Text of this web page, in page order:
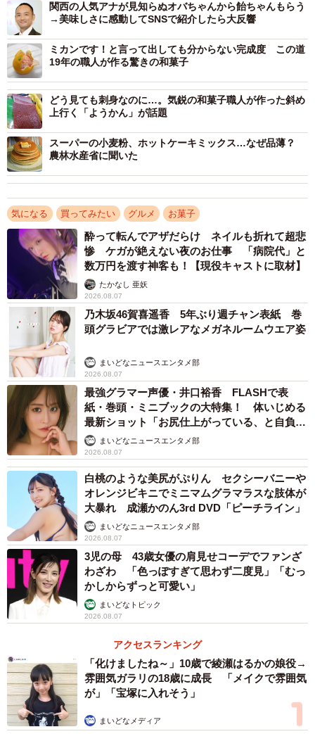
原料を加熱し混ぜ合わせ、機械でカットします。その後、
カットされた丸いわらび餅は大きな水槽へ次々にダイブ。
それを手作業で１パックずつ計量しきな粉、ピックスを添
付したら、包装、ラベルを貼り、最後に商品に異常がない
か金属探知機、目視で確認し、お客様の元へ心を込めて出
荷致しております」
―作る工程で水にさらすんですね。
「はい。ですから、ご購入後にお召し上がりになる際、水
で冷やすと表面がみずみずしく、口に入れた時にプルっと
口当たりがよくなります。作りたての状態に戻るようなイ
メージですね」
3/5
できたてのわらび餅が水の中を流れていく様子＝明日香食品公式フェイ
スブックより
―水にさらす場合のポイントはありますか？
「ザルなどで軽く水洗いし、水気をよくきることです。夏
場は水道水もぬるくなっていますので、氷水で冷やすとよ
り弾力が増して美味しく召し上がれます」
関西の人気アナが見知らぬオバちゃんから飴ちゃんもらう
→美味しさに感動してSNSで紹介したら大反響
ミカンです！と言って出しても分からない完成度 この道
19年の職人が作る驚きの和菓子
どう見ても刺身なのに…。気鋭の和菓子職人が作った斜め
上行く「ようかん」が話題
スーパーの小麦粉、ホットケーキミックス…なぜ品薄？
農林水産省に聞いた
気になる 買ってみたい グルメ お菓子
酔って転んでアザだらけ ネイルも折れて超悲
惨 ケガが絶えない夜のお仕事 「病院代」と
数万円を渡す神客も！【現役キャストに取材】
たかなし 亜妖
2026.08.07
乃木坂46賀喜遥香 5年ぶり週チャン表紙 巻
頭グラビアでは激レアなメガネルームウエア姿
まいどなニュースエンタメ部
2026.08.07
最強グラマー声優・井口裕香 FLASHで表
紙・巻頭・ミニブックの大特集！ 体いじめる
最新ショット「お尻仕上がっている、と自負し
ています」「いくつになっても理想の身体でい
たい」
まいどなニュースエンタメ部
2026.08.07
白桃のような美尻がぷりん セクシーバニーや
オレンジビキニでミニマムグラマラスな肢体が
大暴れ 成瀬かのん3rd DVD「ピーチライン」
まいどなニュースエンタメ部
2026.08.07
3児の母 43歳女優の肩見せコーデでファンざ
わざわ 「色っぽすぎて思わず二度見」「むっ
かしからずっと可愛い」
まいどなトピック
2026.08.07
アクセスランキング
「化けましたね～」10歳で綾瀬はるかの娘役→
雰囲気ガラリの18歳に成長 「メイクで雰囲気
が」「宝塚に入れそう」
まいどなメディア